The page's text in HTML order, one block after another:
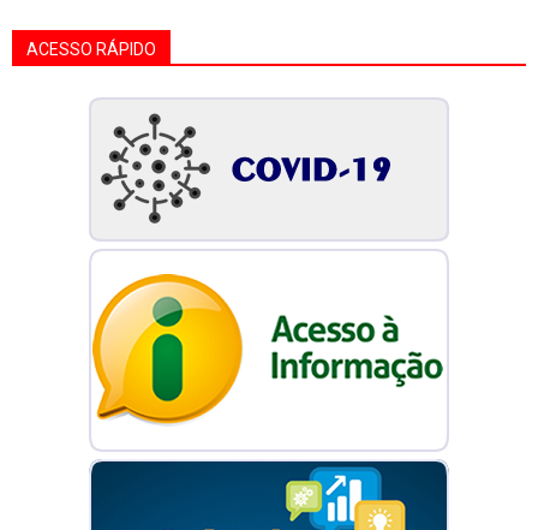
ACESSO RÁPIDO